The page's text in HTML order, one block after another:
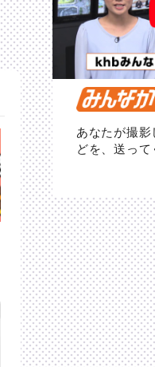
あなたが撮影
どを、送って